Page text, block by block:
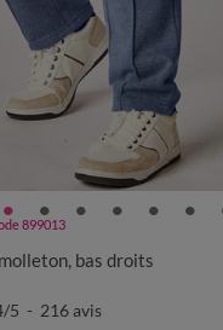
899013
bas droits
/5 - 216avis